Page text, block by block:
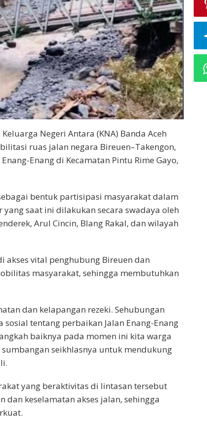
Negeri Antara (KNA) Banda Aceh
ruas jalan negara Bireuen–Takengon,
Enang di Kecamatan Pintu Rime Gayo,
bentuk partisipasi masyarakat dalam
saat ini dilakukan secara swadaya oleh
Arul Cincin, Blang Rakal, dan wilayah
akses vital penghubung Bireuen dan
masyarakat, sehingga membutuhkan
dan kelapangan rezeki. Sehubungan
tentang perbaikan Jalan Enang-Enang
baiknya pada momen ini kita warga
seikhlasnya untuk mendukung
yang beraktivitas di lintasan tersebut
keselamatan akses jalan, sehingga